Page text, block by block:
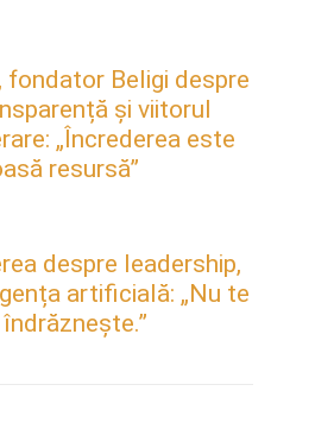
fondator Beligi despre
și viitorul
„Încrederea este
resursă”
despre leadership,
artificială: „Nu te